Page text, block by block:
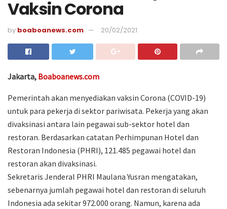
Vaksin Corona
by boaboanews.com 20/02/2021
Jakarta, Boaboanews.com
Pemerintah akan menyediakan vaksin Corona (COVID-19)
untuk para pekerja di sektor pariwisata. Pekerja yang akan
divaksinasi antara lain pegawai sub-sektor hotel dan
restoran. Berdasarkan catatan Perhimpunan Hotel dan
Restoran Indonesia (PHRI), 121.485 pegawai hotel dan
restoran akan divaksinasi.
Sekretaris Jenderal PHRI Maulana Yusran mengatakan,
sebenarnya jumlah pegawai hotel dan restoran di seluruh
Indonesia ada sekitar 972.000 orang. Namun, karena ada